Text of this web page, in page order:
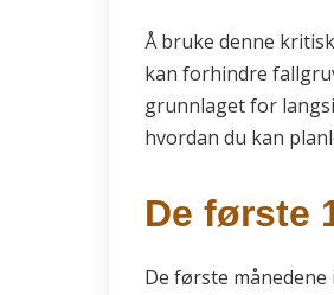
Å bruke denne
kan forhindre
grunnlaget for
hvordan du kan
De første
De første